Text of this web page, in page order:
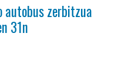
zerbitzua
31n